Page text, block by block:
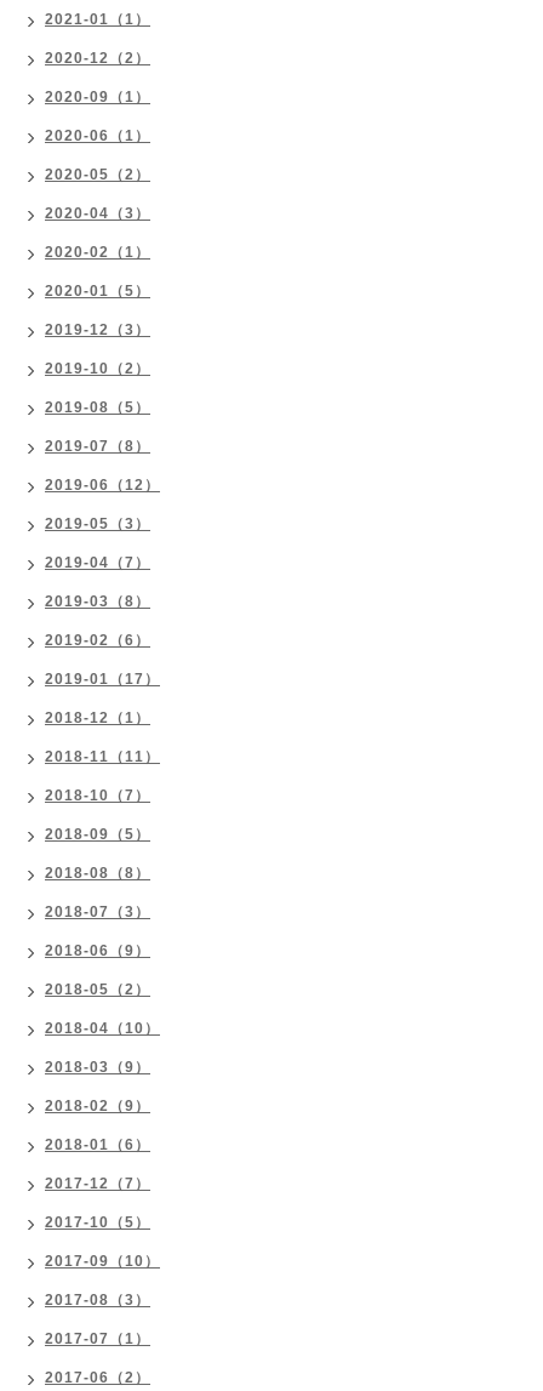
2021-01（1）
2020-12（2）
2020-09（1）
2020-06（1）
2020-05（2）
2020-04（3）
2020-02（1）
2020-01（5）
2019-12（3）
2019-10（2）
2019-08（5）
2019-07（8）
2019-06（12）
2019-05（3）
2019-04（7）
2019-03（8）
2019-02（6）
2019-01（17）
2018-12（1）
2018-11（11）
2018-10（7）
2018-09（5）
2018-08（8）
2018-07（3）
2018-06（9）
2018-05（2）
2018-04（10）
2018-03（9）
2018-02（9）
2018-01（6）
2017-12（7）
2017-10（5）
2017-09（10）
2017-08（3）
2017-07（1）
2017-06（2）